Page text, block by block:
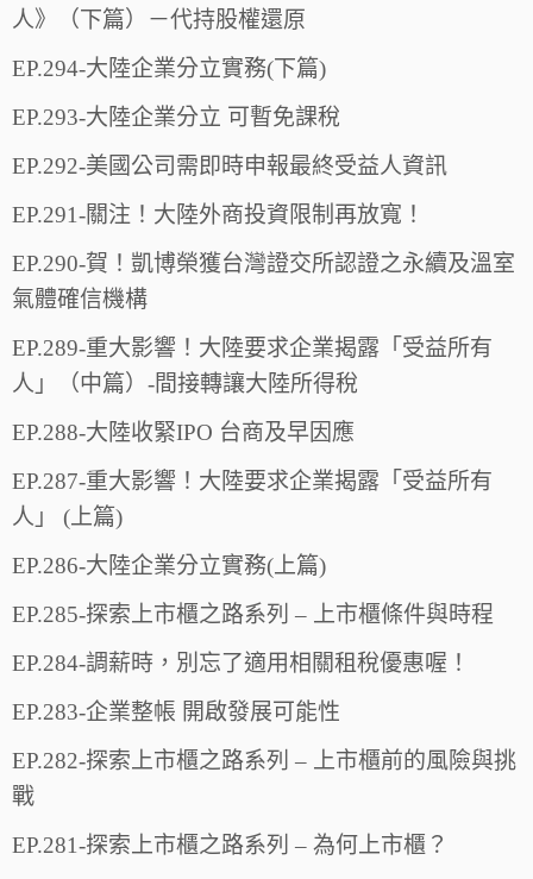
人》（下篇）－代持股權還原
EP.294-大陸企業分立實務(下篇)
EP.293-大陸企業分立 可暫免課稅
EP.292-美國公司需即時申報最終受益人資訊
EP.291-關注！大陸外商投資限制再放寬！
EP.290-賀！凱博榮獲台灣證交所認證之永續及溫室
氣體確信機構
EP.289-重大影響！大陸要求企業揭露「受益所有
人」（中篇）-間接轉讓大陸所得稅
EP.288-大陸收緊IPO 台商及早因應
EP.287-重大影響！大陸要求企業揭露「受益所有
人」 (上篇)
EP.286-大陸企業分立實務(上篇)
EP.285-探索上市櫃之路系列 – 上市櫃條件與時程
EP.284-調薪時，別忘了適用相關租稅優惠喔！
EP.283-企業整帳 開啟發展可能性
EP.282-探索上市櫃之路系列 – 上市櫃前的風險與挑
戰
EP.281-探索上市櫃之路系列 – 為何上市櫃？